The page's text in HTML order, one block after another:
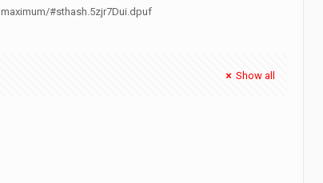
maximum/#sthash.5zjr7Dui.dpuf
Show all